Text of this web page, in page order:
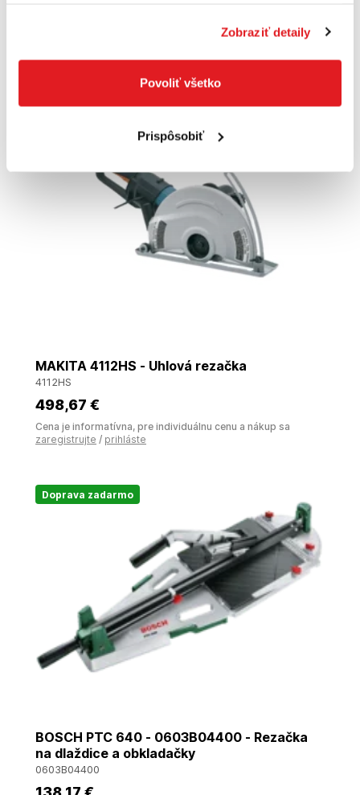
Zobraziť detaily
Povoliť všetko
Prispôsobiť
MAKITA 4112HS - Uhlová rezačka
4112HS
498,67 €
Cena je informatívna, pre individuálnu cenu a nákup sa
zaregistrujte / prihláste
Doprava zadarmo
BOSCH PTC 640 - 0603B04400 - Rezačka
na dlaždice a obkladačky
0603B04400